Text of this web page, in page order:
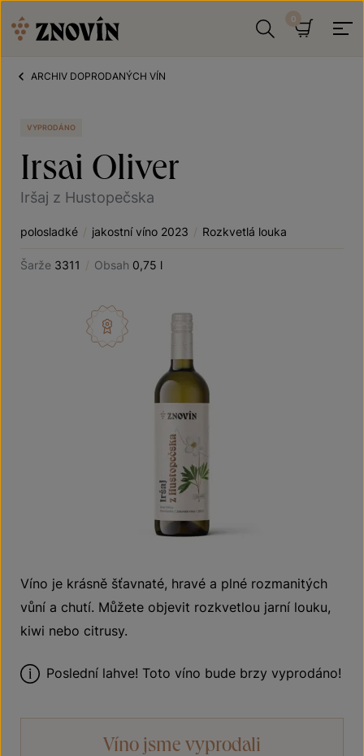
ARCHIV DOPRODANÝCH VÍN
VYPRODÁNO
Irsai Oliver
Iršaj z Hustopečska
polosladké / jakostní víno 2023 / Rozkvetlá louka
Šarže 3311 / Obsah 0,75 l
Víno je krásně šťavnaté, hravé a plné rozmanitých
vůní a chutí. Můžete objevit rozkvetlou jarní louku,
kiwi nebo citrusy.
Poslední lahve! Toto víno bude brzy vyprodáno!
Víno jsme vyprodali